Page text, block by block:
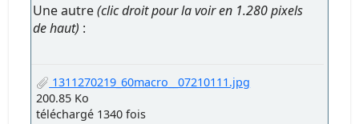
Une autre(clic droit pour la voir en 1.280 pixels
de haut) :
1311270219_60macro__07210111.jpg
200.85 Ko
téléchargé 1340 fois